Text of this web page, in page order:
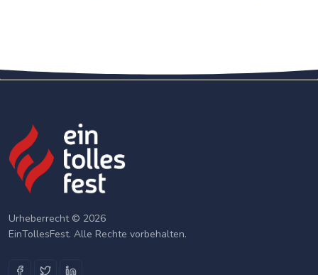
Urheberrecht © 2026
EinTollesFest. Alle Rechte vorbehalten.